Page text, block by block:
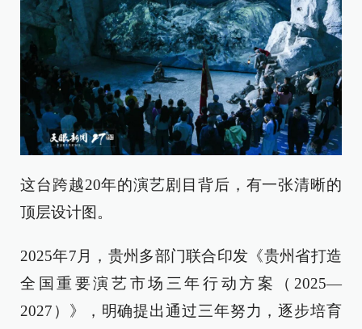
这台跨越20年的演艺剧目背后，有一张清晰的
顶层设计图。
2025年7月，贵州多部门联合印发《贵州省打造
全国重要演艺市场三年行动方案（2025—
2027）》，明确提出通过三年努力，逐步培育